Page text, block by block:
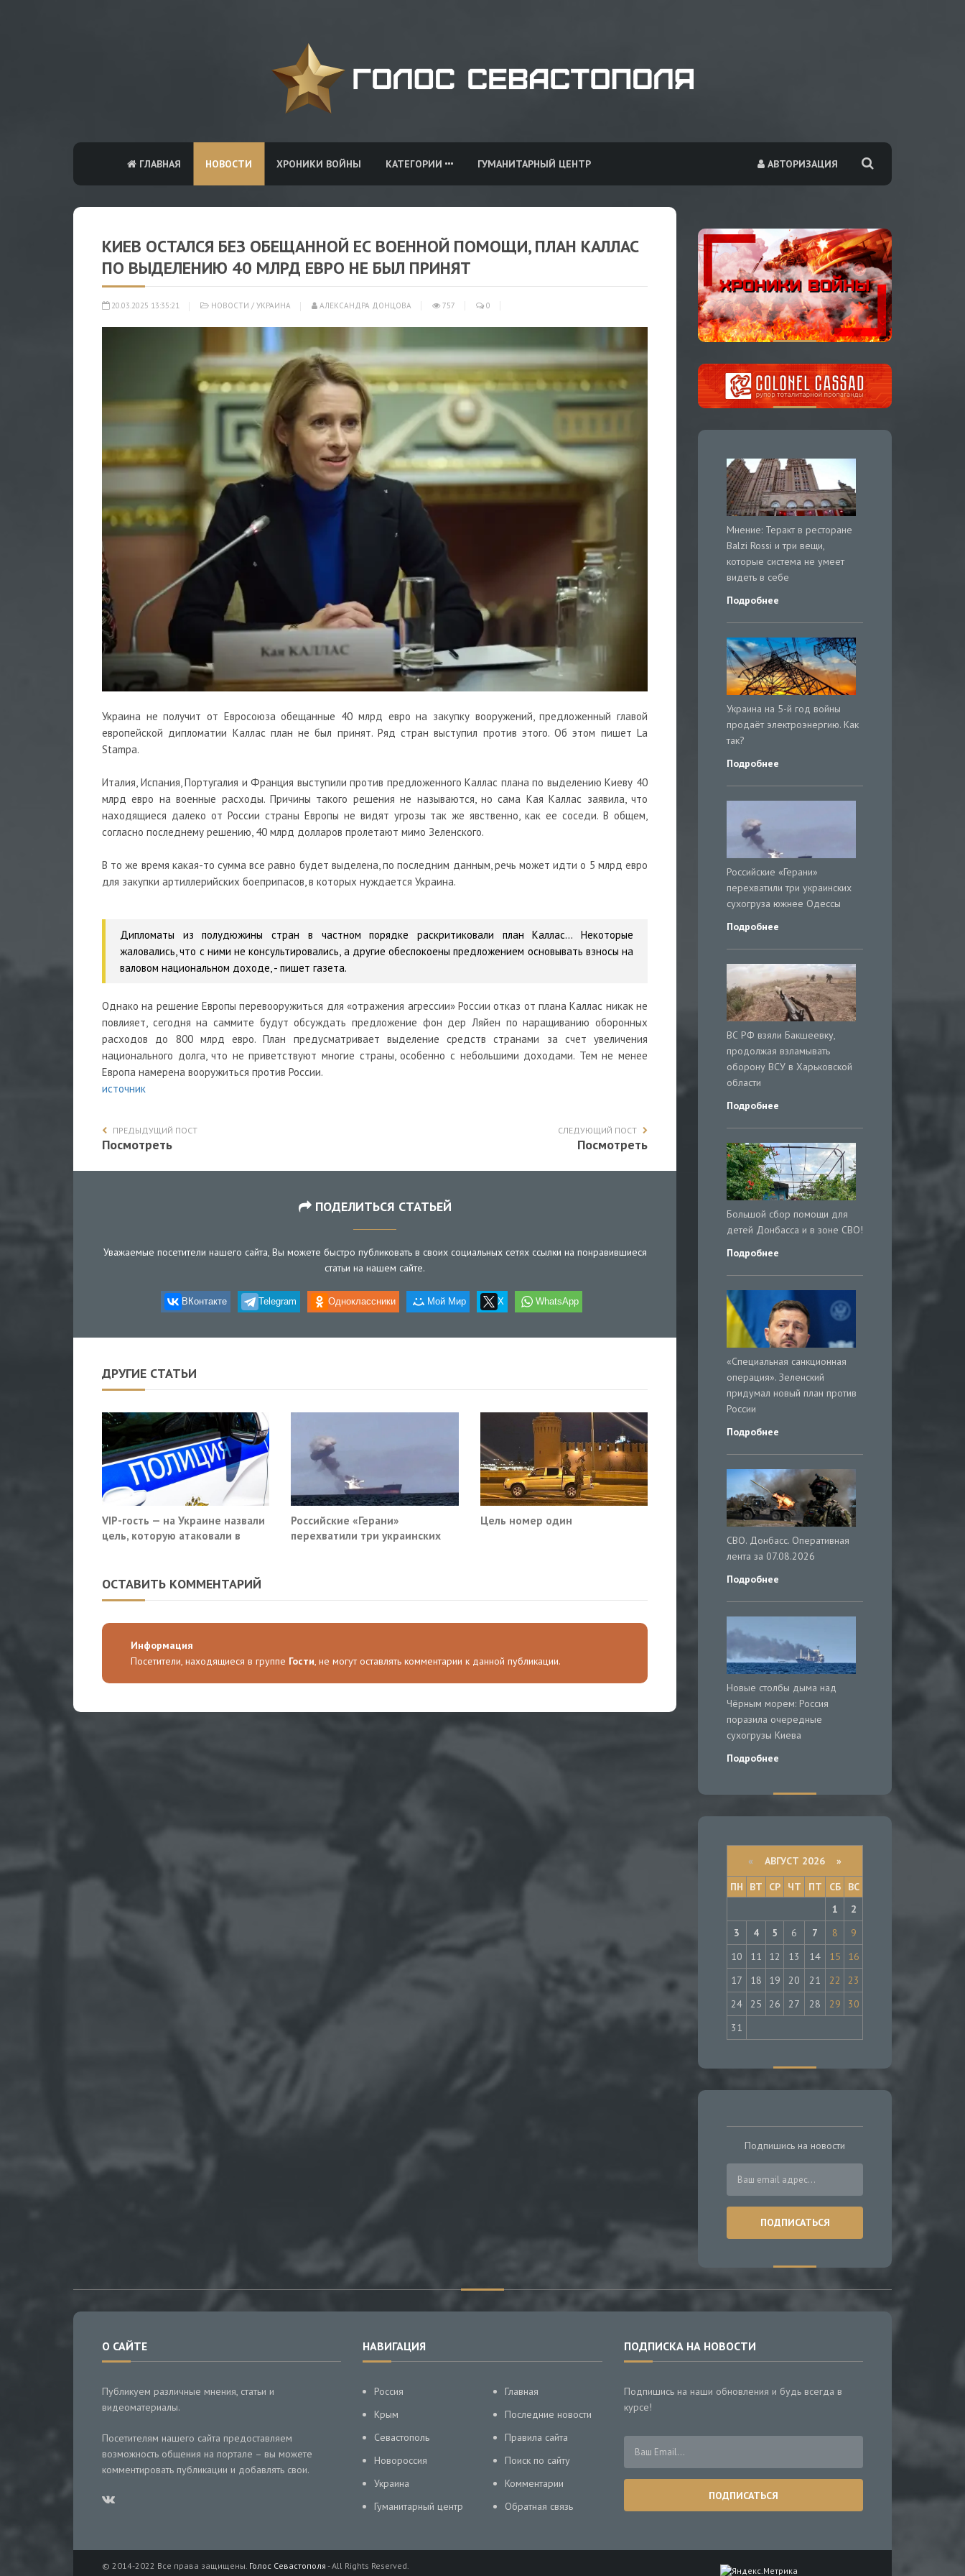
АВТОРИЗАЦИЯ
ГЛАВНАЯ НОВОСТИ ХРОНИКИ ВОЙНЫ КАТЕГОРИИ ГУМАНИТАРНЫЙ ЦЕНТР
КИЕВ ОСТАЛСЯ БЕЗ ОБЕЩАННОЙ ЕС ВОЕННОЙ ПОМОЩИ, ПЛАН КАЛЛАС
ПО ВЫДЕЛЕНИЮ 40 МЛРД ЕВРО НЕ БЫЛ ПРИНЯТ
20.03.2025 13:35:21 НОВОСТИ / УКРАИНА АЛЕКСАНДРА ДОНЦОВА 757 0
Украина не получит от Евросоюза обещанные 40 млрд евро на закупку вооружений, предложенный главой
европейской дипломатии Каллас план не был принят. Ряд стран выступил против этого. Об этом пишет La
Stampa.
Италия, Испания, Португалия и Франция выступили против предложенного Каллас плана по выделению Киеву 40
млрд евро на военные расходы. Причины такого решения не называются, но сама Кая Каллас заявила, что
находящиеся далеко от России страны Европы не видят угрозы так же явственно, как ее соседи. В общем,
согласно последнему решению, 40 млрд долларов пролетают мимо Зеленского.
В то же время какая-то сумма все равно будет выделена, по последним данным, речь может идти о 5 млрд евро
для закупки артиллерийских боеприпасов, в которых нуждается Украина.
Дипломаты из полудюжины стран в частном порядке раскритиковали план Каллас... Некоторые
жаловались, что с ними не консультировались, а другие обеспокоены предложением основывать взносы на
валовом национальном доходе,- пишет газета.
Однако на решение Европы перевооружиться для «отражения агрессии» России отказ от плана Каллас никак не
повлияет, сегодня на саммите будут обсуждать предложение фон дер Ляйен по наращиванию оборонных
расходов до 800 млрд евро. План предусматривает выделение средств странами за счет увеличения
национального долга, что не приветствуют многие страны, особенно с небольшими доходами. Тем не менее
Европа намерена вооружиться против России.
источник
ПРЕДЫДУЩИЙ ПОСТ
Посмотреть
СЛЕДУЮЩИЙ ПОСТ
Посмотреть
ПОДЕЛИТЬСЯ СТАТЬЕЙ
Уважаемые посетители нашего сайта, Вы можете быстро публиковать в своих социальных сетях ссылки на понравившиеся
статьи на нашем сайте.
ВКонтакте Telegram Одноклассники Мой Мир X WhatsApp
ДРУГИЕ СТАТЬИ
VIP-гость — на Украине назвали
цель, которую атаковали в
Российские «Герани»
перехватили три украинских
Цель номер один
ОСТАВИТЬ КОММЕНТАРИЙ
Информация
Посетители, находящиеся в группе Гости, не могут оставлять комментарии к данной публикации.
Мнение: Теракт в ресторане
Balzi Rossi и три вещи,
которые система не умеет
видеть в себе
Подробнее
Украина на 5-й год войны
продаёт электроэнергию. Как
так?
Подробнее
Российские «Герани»
перехватили три украинских
сухогруза южнее Одессы
Подробнее
ВС РФ взяли Бакшеевку,
продолжая взламывать
оборону ВСУ в Харьковской
области
Подробнее
Большой сбор помощи для
детей Донбасса и в зоне СВО!
Подробнее
«Специальная санкционная
операция». Зеленский
придумал новый план против
России
Подробнее
СВО. Донбасс. Оперативная
лента за 07.08.2026
Подробнее
Новые столбы дыма над
Чёрным морем: Россия
поразила очередные
сухогрузы Киева
Подробнее
« АВГУСТ 2026 »
ПН
ВТ СР ЧТ ПТ СБ
ВС
1
2
3
4 5 6 7 8
9
10
11 12 13 14 15
16
17
18 19 20 21 22
23
24
25 26 27 28 29
30
31
Подпишись на новости
О САЙТЕ
Публикуем различные мнения, статьи и
видеоматериалы.
Посетителям нашего сайта предоставляем
возможность общения на портале – вы можете
комментировать публикации и добавлять свои.
НАВИГАЦИЯ
Россия
Крым
Севастополь
Новороссия
Украина
Гуманитарный центр
Главная
Последние новости
Правила сайта
Поиск по сайту
Комментарии
Обратная связь
ПОДПИСКА НА НОВОСТИ
Подпишись на наши обновления и будь всегда в
курсе!
© 2014-2022 Все права защищены. Голос Севастополя - All Rights Reserved.